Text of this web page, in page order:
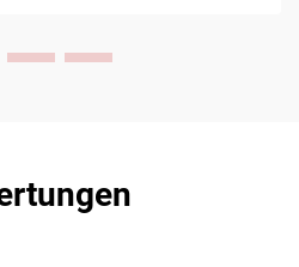
sind, stellen einen